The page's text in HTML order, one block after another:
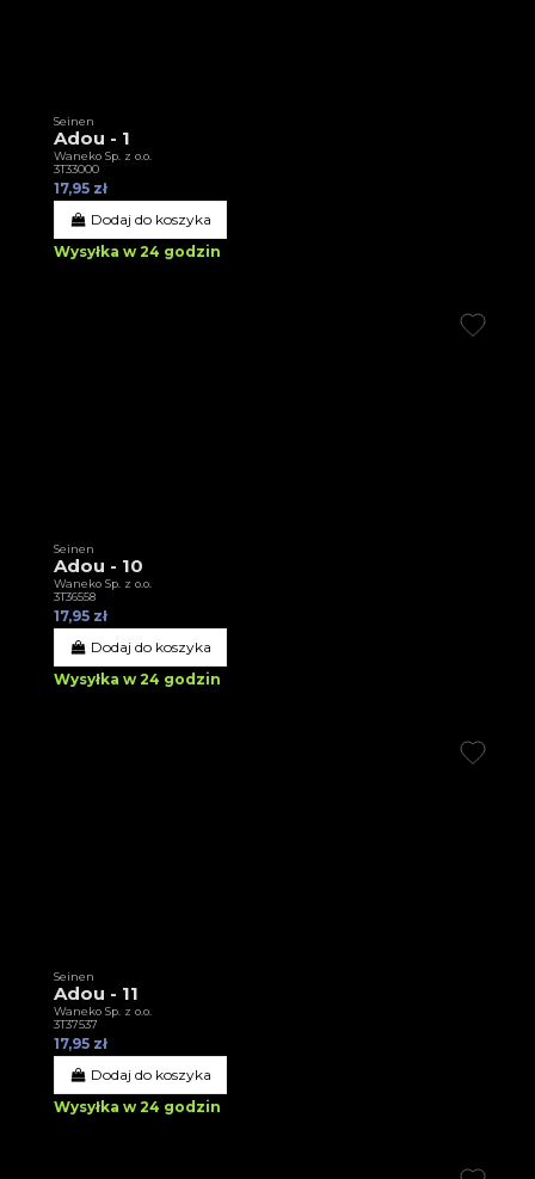
Seinen
Adou - 1
Waneko Sp. z o.o.
3T33000
17,95 zł
Dodaj do koszyka
Wysyłka w 24 godzin
Seinen
Adou - 10
Waneko Sp. z o.o.
3T36558
17,95 zł
Dodaj do koszyka
Wysyłka w 24 godzin
Seinen
Adou - 11
Waneko Sp. z o.o.
3T37537
17,95 zł
Dodaj do koszyka
Wysyłka w 24 godzin